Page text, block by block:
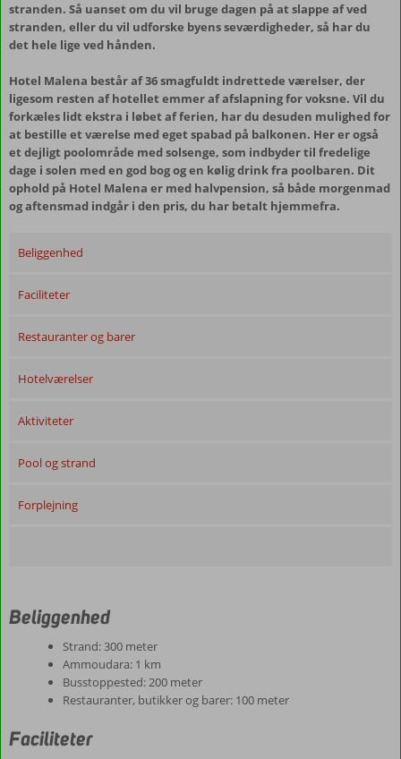
stranden. Så uanset om du vil bruge dagen på at slappe af ved
stranden, eller du vil udforske byens seværdigheder, så har du
det hele lige ved hånden.
Hotel Malena består af 36 smagfuldt indrettede værelser, der
ligesom resten af hotellet emmer af afslapning for voksne. Vil du
forkæles lidt ekstra i løbet af ferien, har du desuden mulighed for
at bestille et værelse med eget spabad på balkonen. Her er også
et dejligt poolområde med solsenge, som indbyder til fredelige
dage i solen med en god bog og en kølig drink fra poolbaren. Dit
ophold på Hotel Malena er med halvpension, så både morgenmad
og aftensmad indgår i den pris, du har betalt hjemmefra.
Beliggenhed
Faciliteter
Restauranter og barer
Hotelværelser
Aktiviteter
Pool og strand
Forplejning
Beliggenhed
Strand: 300 meter
Ammoudara: 1 km
Busstoppested: 200 meter
Restauranter, butikker og barer: 100 meter
Faciliteter